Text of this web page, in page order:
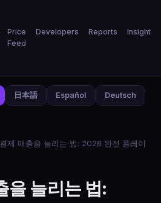
Price
Feed
Developers Reports Insights
日本語 Español Deutsch
제 매출을 늘리는 법: 2026 완전 플레이
을 늘리는 법: